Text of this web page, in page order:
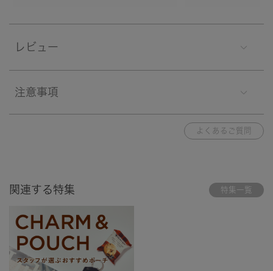
レビュー
注意事項
よくあるご質問
関連する特集 特集一覧